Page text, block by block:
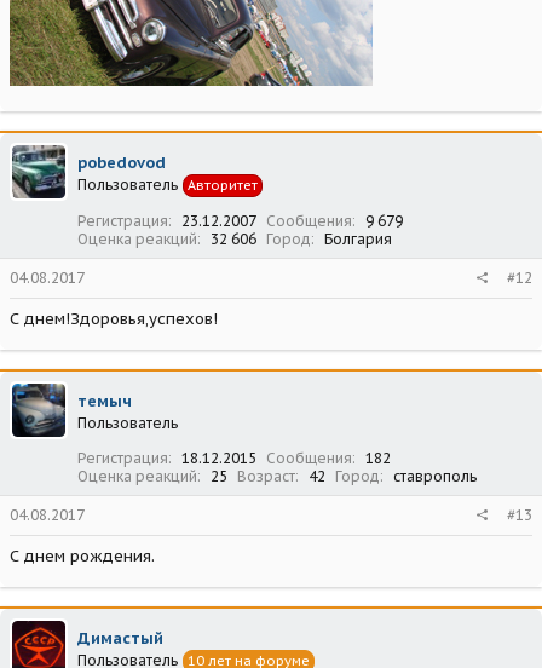
pobedovod
Пользователь Авторитет
Регистрация 23.12.2007 Сообщения
9 679
Оценка реакций
32 606 Город Болгария
04.08.2017 #12
С днем!Здоровья,успехов!
темыч
Пользователь
Регистрация
18.12.2015 Сообщения
182
Оценка реакций
25 Возраст 42 Город ставрополь
04.08.2017 #13
С днем рождения.
Димастый
Пользователь 10 лет на форуме